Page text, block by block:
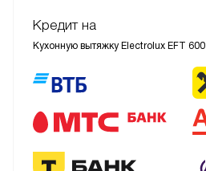
Кредит на
Кухонную вытяжку Electrolux EFT 600